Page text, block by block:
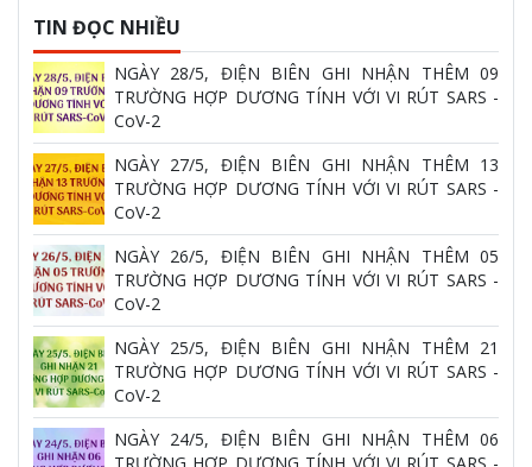
TIN ĐỌC NHIỀU
NGÀY 28/5, ĐIỆN BIÊN GHI NHẬN THÊM 09
TRƯỜNG HỢP DƯƠNG TÍNH VỚI VI RÚT SARS -
CoV-2
NGÀY 27/5, ĐIỆN BIÊN GHI NHẬN THÊM 13
TRƯỜNG HỢP DƯƠNG TÍNH VỚI VI RÚT SARS -
CoV-2
NGÀY 26/5, ĐIỆN BIÊN GHI NHẬN THÊM 05
TRƯỜNG HỢP DƯƠNG TÍNH VỚI VI RÚT SARS -
CoV-2
NGÀY 25/5, ĐIỆN BIÊN GHI NHẬN THÊM 21
TRƯỜNG HỢP DƯƠNG TÍNH VỚI VI RÚT SARS -
CoV-2
NGÀY 24/5, ĐIỆN BIÊN GHI NHẬN THÊM 06